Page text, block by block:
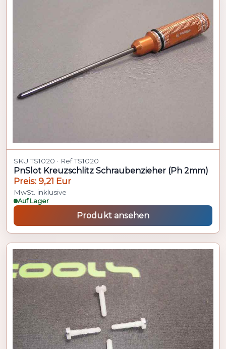
SKU TS1020 · Ref TS1020
PnSlot Kreuzschlitz Schraubenzieher (Ph 2mm)
Preis: 9,21 Eur
MwSt. inklusive
Auf Lager
Produkt ansehen